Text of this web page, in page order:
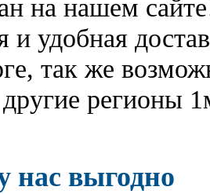
на нашем
и удобная
так же
регионы
нас выгодно